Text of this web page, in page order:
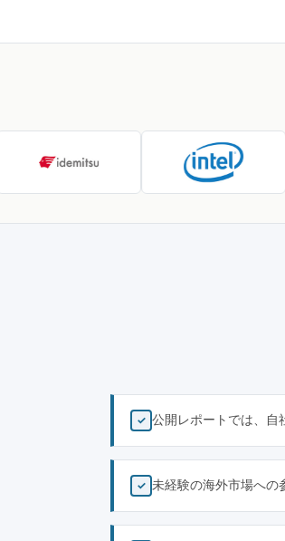
✓ 公開レポートでは、自
✓ 未経験の海外市場への